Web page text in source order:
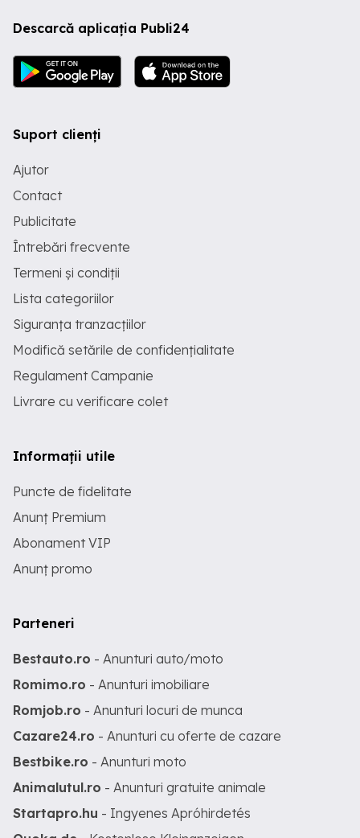
Descarcă aplicația Publi24
Suport clienți
Ajutor
Contact
Publicitate
Întrebări frecvente
Termeni și condiții
Lista categoriilor
Siguranța tranzacțiilor
Modifică setările de confidențialitate
Regulament Campanie
Livrare cu verificare colet
Informații utile
Puncte de fidelitate
Anunț Premium
Abonament VIP
Anunț promo
Parteneri
Bestauto.ro - Anunturi auto/moto
Romimo.ro - Anunturi imobiliare
Romjob.ro - Anunturi locuri de munca
Cazare24.ro - Anunturi cu oferte de cazare
Bestbike.ro - Anunturi moto
Animalutul.ro - Anunturi gratuite animale
Startapro.hu - Ingyenes Apróhirdetés